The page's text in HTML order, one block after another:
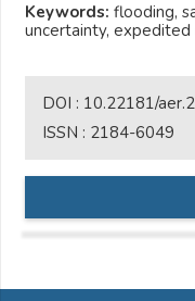
Keywords: flooding,
uncertainty, expedited
DOI : 10.22181/
ISSN : 2184-6049